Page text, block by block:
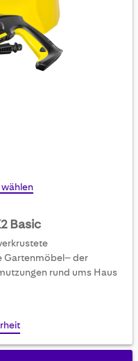
Basic
Gartenmöbel– der
rund ums Haus